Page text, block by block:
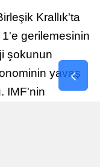
Krallık'ta
1'e gerilemesinin
şokunun
yavaş
IMF'nin